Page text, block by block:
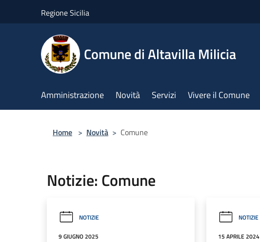
Regione Sicilia
Comune di Altavilla Milicia
Amministrazione Novità Servizi Vivere il Comune
Home > Novità > Comune
Notizie: Comune
NOTIZIE
9 GIUGNO 2025
NOTIZIE
15 APRILE 2024